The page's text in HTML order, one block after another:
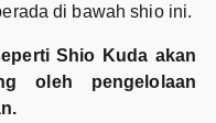
di bawah shio ini.
Shio Kuda akan
oleh pengelolaan